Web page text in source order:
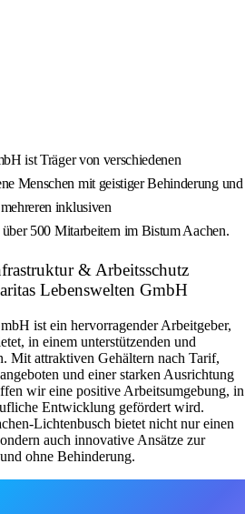
ist Träger von verschiedenen
Menschen mit geistiger Behinderung und
inklusiven
500 Mitarbeitern im Bistum Aachen.
& Arbeitsschutz
Lebenswelten GmbH
ist ein hervorragender Arbeitgeber,
in einem unterstützenden und
Mit attraktiven Gehältern nach Tarif,
und einer starken Ausrichtung
wir eine positive Arbeitsumgebung, in
Entwicklung gefördert wird.
Lichtenbusch bietet nicht nur einen
auch innovative Ansätze zur
ohne Behinderung.